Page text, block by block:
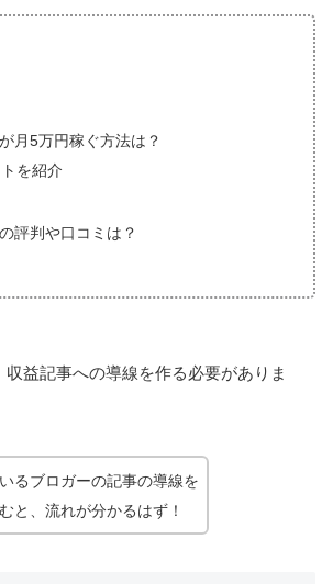
月5万円稼ぐ方法は？
を紹介
評判や口コミは？
収益記事への導線を作る必要がありま
るブロガーの記事の導線を
と、流れが分かるはず！